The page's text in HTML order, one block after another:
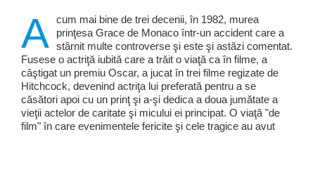
A cum mai bine de trei decenii, în 1982, murea
prinţesa Grace de Monaco într-un accident care a
stârnit multe controverse şi este şi astăzi comentat.
Fusese o actriţă iubită care a trăit o viaţă ca în filme, a
câştigat un premiu Oscar, a jucat în trei filme regizate de
Hitchcock, devenind actriţa lui preferată pentru a se
căsători apoi cu un prinţ şi a-şi dedica a doua jumătate a
vieţii actelor de caritate şi micului ei principat. O viaţă "de
film" în care evenimentele fericite şi cele tragice au avut